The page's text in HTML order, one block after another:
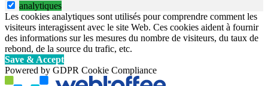
analytiques
Les cookies analytiques sont utilisés pour comprendre comment les
visiteurs interagissent avec le site Web. Ces cookies aident à fournir
des informations sur les mesures du nombre de visiteurs, du taux de
rebond, de la source du trafic, etc.
Save & Accept
Powered by GDPR Cookie Compliance